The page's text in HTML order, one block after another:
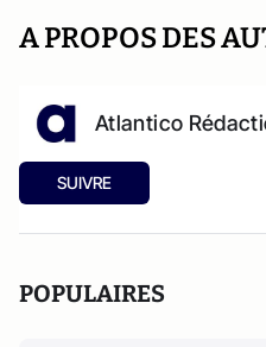
A PROPOS DES
Atlantico
SUIVRE
POPULAIRES